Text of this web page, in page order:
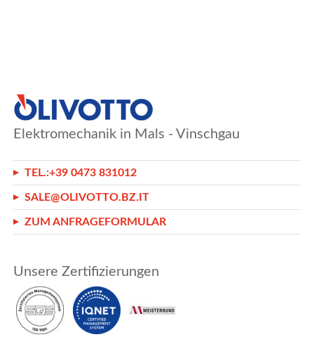
Elektromechanik in Mals - Vinschgau
TEL.:+39 0473 831012
SALE@OLIVOTTO.BZ.IT
ZUM ANFRAGEFORMULAR
Unsere Zertifizierungen